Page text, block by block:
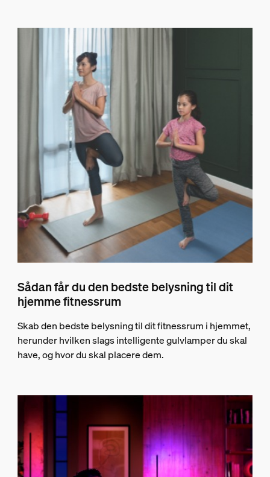
Sådan får du den bedste belysning til dit
hjemme fitnessrum
Skab den bedste belysning til dit fitnessrum i hjemmet,
herunder hvilken slags intelligente gulvlamper du skal
have, og hvor du skal placere dem.